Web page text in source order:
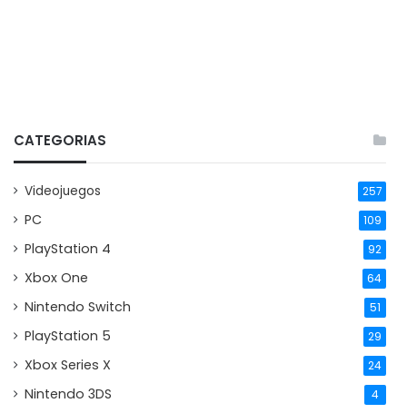
CATEGORIAS
Videojuegos 257
PC 109
PlayStation 4 92
Xbox One 64
Nintendo Switch 51
PlayStation 5 29
Xbox Series X 24
Nintendo 3DS 4